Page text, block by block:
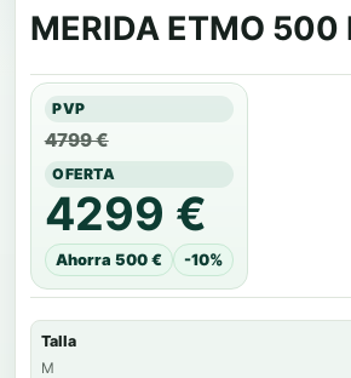
MERIDA ETMO 500
PVP
4799 €
OFERTA
4299 €
Ahorra 500 € -10%
Talla
M